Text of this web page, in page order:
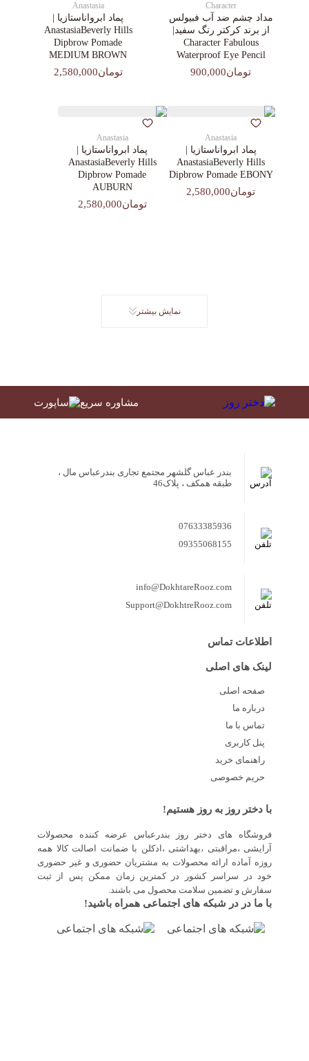
Character
مداد چشم ضد آب فبیولس
از برند کرکتر رنگ سفید|
Character Fabulous
Waterproof Eye Pencil
تومان900,000
Anastasia
پماد ابرواناستازیا |
AnastasiaBeverly Hills
Dipbrow Pomade
MEDIUM BROWN
تومان2,580,000
Anastasia
پماد ابرواناستازیا |
AnastasiaBeverly Hills
Dipbrow Pomade EBONY
تومان2,580,000
Anastasia
پماد ابرواناستازیا |
AnastasiaBeverly Hills
Dipbrow Pomade
AUBURN
تومان2,580,000
نمایش بیشتر
مشاوره سریع
بندر عباس گلشهر مجتمع تجاری بندرعباس مال ،
طبقه همکف ، پلاک46
07633385936
09355068155
info@DokhtareRooz.com
Support@DokhtreRooz.com
اطلاعات تماس
لینک های اصلی
صفحه اصلی
درباره ما
تماس با ما
پنل کاربری
راهنمای خرید
حریم خصوصی
با دختر روز به روز هستیم!
فروشگاه های دختر روز بندرعباس عرضه کننده محصولات
آرایشی ،مراقبتی ،بهداشتی ،ادکلن با ضمانت اصالت کالا همه
روزه آماده ارائه محصولات به مشتریان حضوری و غیر حضوری
خود در سراسر کشور در کمترین زمان ممکن پس از ثبت
سفارش و تضمین سلامت محصول می باشند.
با ما در در شبکه های اجتماعی همراه باشید!